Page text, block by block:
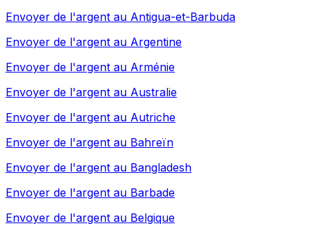
Envoyer de l'argent au Antigua-et-Barbuda
Envoyer de l'argent au Argentine
Envoyer de l'argent au Arménie
Envoyer de l'argent au Australie
Envoyer de l'argent au Autriche
Envoyer de l'argent au Bahreïn
Envoyer de l'argent au Bangladesh
Envoyer de l'argent au Barbade
Envoyer de l'argent au Belgique